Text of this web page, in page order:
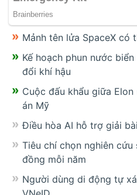
Mảnh tên lửa SpaceX có
Kế hoạch phun nước
đổi khí hậu
Cuộc đấu khẩu giữa
án Mỹ
Điều hòa AI hỗ trợ giải
Tiêu chí chọn nghiên
đồng mỗi năm
Người dùng di động tự